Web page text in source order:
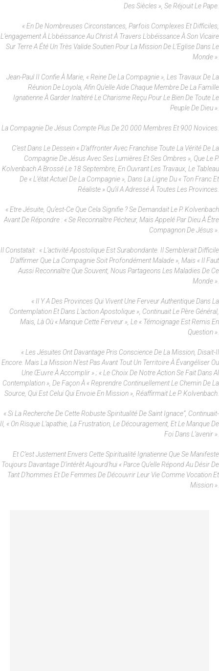
Des Siècles », Se Réjouit Le Pape.
« En De Nombreuses Circonstances, Parfois Complexes Et Difficiles,
L’engagement À L’obéissance Au Christ À Travers L’obéissance À Son Vicaire
Sur Terre A Été Un Très Valide Soutien Pour La Mission De L’Eglise Dans Le
Monde ».
Jean-Paul II Confie À Marie, « Reine De La Compagnie », Les Travaux De La
Réunion De Loyola, Afin Qu’elle Aide Chaque Membre De La Famille
Ignatienne À Garder Inaltéré Le Charisme Reçu Pour Le Bien De Toute Le
Peuple De Dieu ».
La Compagnie De Jésus Compte Plus De 20 000 Membres Et 900 Novices.
C’est Dans Le Dessein « D’affronter Avec Franchise Toute La Vérité De La
Compagnie De Jésus Avec Ses Lumières Et Ses Ombres », Que Le P.
Kolvenbach A Brossé Le 18 Septembre, En Ouvrant Les Travaux, Le Tableau
De « L’état Actuel De La Compagnie », Dans La Ligne Du « Ton Franc Et
Réaliste » Qu’il A Adressé À Toutes Les Provinces.
« Etre Jésuite, Qu’est-Ce Que Cela Signifie ? Se Demandait Le P. Kolvenbach
Avant De Répondre : « Se Reconnaître Pécheur, Mais Appelé Par Dieu À Être
Compagnon De Jésus ».
Il Constatait : « L’activité Apostolique Est Surabondante. Il Semblerait Difficile
D’affirmer Que La Compagnie Soit Profondément Malade », Mais « Il Faut
Aussi Reconnaître Que Souvent, Nous Partageons Les Maladies De Ce
Monde ».
« Il Y A Des Provinces Qui Vivent Une Ferveur Authentique Dans La
Contemplation Et Dans L’action Apostolique », Continuait Le Père Général,
Mais, Là Où « Manque Cette Ferveur », Le « Témoignage Est Remis En
Question ».
« Les Jésuites Ont Davantage Pris Conscience De La Mission, Disait-Il
Encore. Mais La Mission N’est Pas Avant Tout Un Territoire À Évangéliser Ou
Une Œuvre À Accomplir » ; « Le Choix De Notre Action Se Fait Dans Al
Contemplation », De Façon À « Reprendre Continuellement Le Chemin De La
Source, Qui Est Celui Qui Envoie En Mission », Réaffirmait Le P. Kolvenbach.
« Si La Recherche De Cette Robuste Spiritualité De Saint Ignace”, Continuait-
Il, « On Risque L’apathie, La Frustration, Le Découragement, Et Le Manque De
Foi Dans L’avenir ».
Et C’est Justement Envers Cette Spiritualité Ignatienne Que Se Manifeste
Toujours Davantage D’intérêt Aujourd’hui « Parce Qu’elle Répond Au Désir De
Tant D’hommes Et De Femmes De Découvrir Leur Vie Comme Vocation Et
Mission ».